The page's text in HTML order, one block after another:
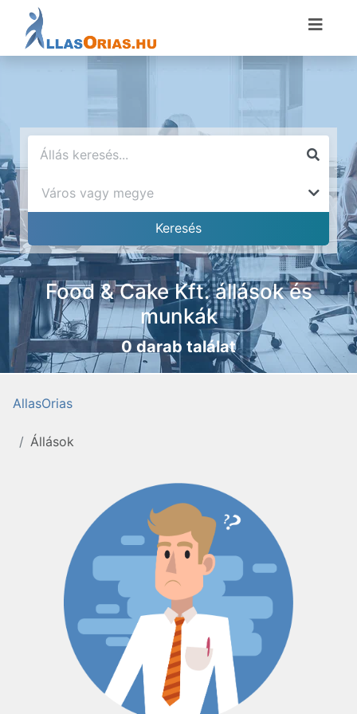
Food & Cake Kft. állások és
munkák
0 darab találat
AllasOrias
Állások